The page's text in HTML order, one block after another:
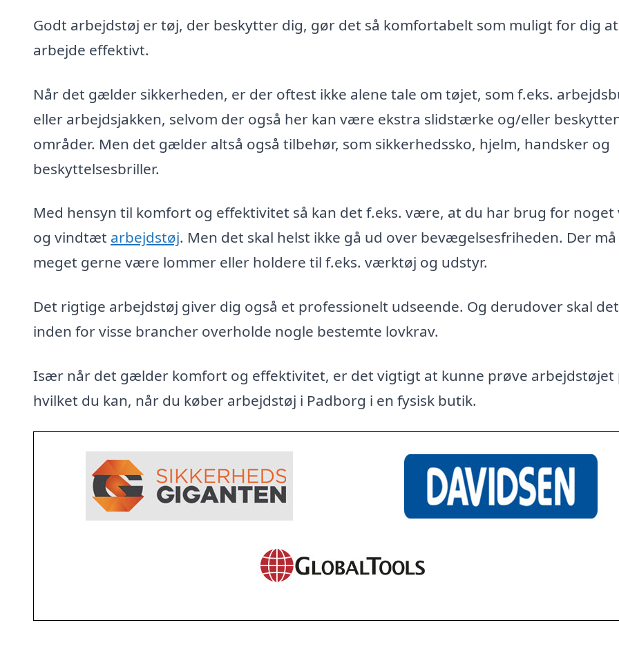
Godt arbejdstøj er tøj, der beskytter dig, gør det så komfortabelt som muligt for dig at
arbejde effektivt.
Når det gælder sikkerheden, er der oftest ikke alene tale om tøjet, som f.eks.
eller arbejdsjakken, selvom der også her kan være ekstra slidstærke og/eller
områder. Men det gælder altså også tilbehør, som sikkerhedssko, hjelm, handsker og
beskyttelsesbriller.
Med hensyn til komfort og effektivitet så kan det f.eks. være, at du har brug for noget
og vindtæt arbejdstøj. Men det skal helst ikke gå ud over bevægelsesfriheden. Der
meget gerne være lommer eller holdere til f.eks. værktøj og udstyr.
Det rigtige arbejdstøj giver dig også et professionelt udseende. Og derudover skal det
inden for visse brancher overholde nogle bestemte lovkrav.
Især når det gælder komfort og effektivitet, er det vigtigt at kunne prøve arbejdstøjet
hvilket du kan, når du køber arbejdstøj i Padborg i en fysisk butik.